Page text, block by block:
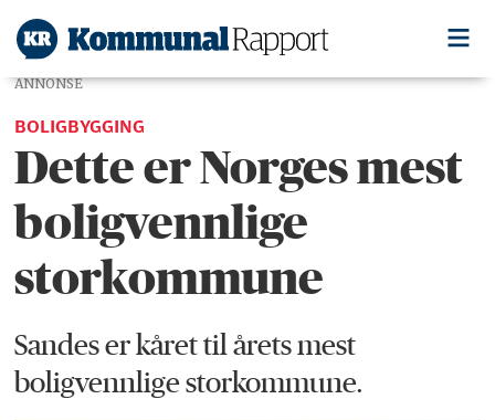
ANNONSE
BOLIGBYGGING
Dette er Norges mest
boligvennlige
storkommune
Sandes er kåret til årets mest
boligvennlige storkommune.